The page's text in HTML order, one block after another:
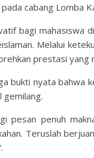
cabang Lomba
bagi mahasiswa
Melalui
prestasi yang
bukti nyata bahwa
gemilang.
pesan penuh
Teruslah